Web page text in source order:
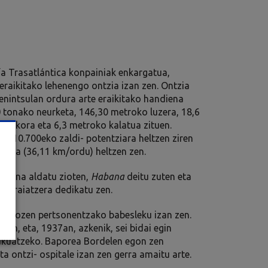
Trasatlántica konpainiak enkargatua,
lehenengo ontzia izan zen. Ontzia
ordura arte eraikitako handiena
tonako neurketa, 146,30 metroko luzera, 18,6
eskora eta 6,3 metroko kalatua zituen.
10.700eko zaldi- potentziara heltzen ziren
(36,11 km/ordu) heltzen zen.
ri izena aldatu zioten, Habana deitu zuten eta
dedikatu zen.
pertsonentzako babesleku izan zen.
eta, 1937an, azkenik, sei bidai egin
Baporea Bordelen egon zen
ontzi- ospitale izan zen gerra amaitu arte.